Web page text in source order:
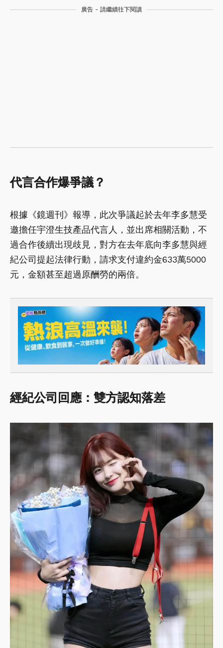
廣告 - 請繼續往下閱讀
代言合作爆爭議？
根據《鏡週刊》報導，此次爭議起於去年李多慧受
邀擔任宇澄生技產品代言人，並出席相關活動，不
過合作後續出現歧見，對方在去年底向李多慧與經
紀公司提起法律行動，請求支付違約金633萬5000
元，金額甚至超過原酬勞的兩倍。
經紀公司回應：雙方認知落差